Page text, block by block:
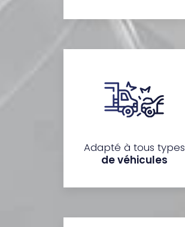
Adapté à tous types
de véhicules